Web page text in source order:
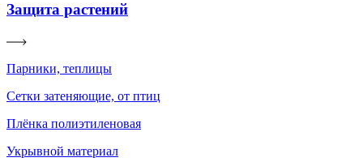
Защита растений
Парники, теплицы
Сетки затеняющие, от птиц
Плёнка полиэтиленовая
Укрывной материал